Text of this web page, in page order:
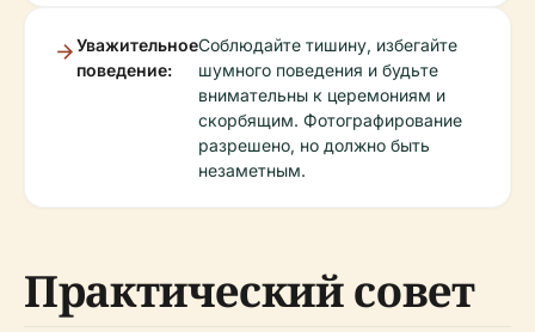
Уважительное
поведение:
Соблюдайте тишину, избегайте
шумного поведения и будьте
внимательны к церемониям и
скорбящим. Фотографирование
разрешено, но должно быть
незаметным.
Практический совет